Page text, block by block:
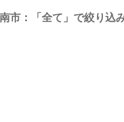
市：「全て」で絞り込